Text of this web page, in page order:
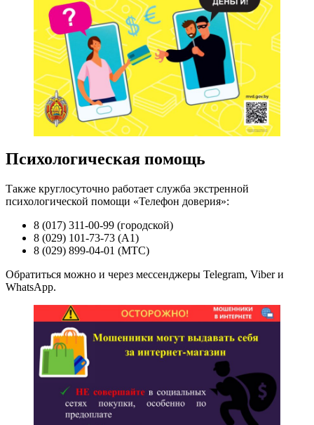
Психологическая помощь
Также круглосуточно работает служба экстренной
психологической помощи «Телефон доверия»:
8 (017) 311-00-99 (городской)
8 (029) 101-73-73 (A1)
8 (029) 899-04-01 (МТС)
Обратиться можно и через мессенджеры Telegram, Viber и
WhatsApp.